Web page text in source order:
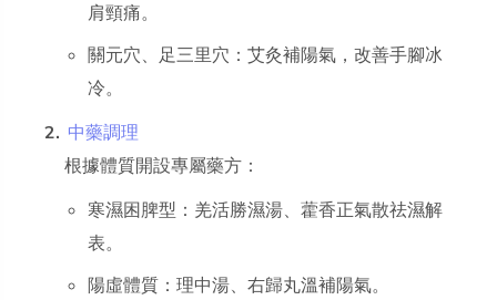
肩頸痛。
關元穴、足三里穴：艾灸補陽氣，改善手腳冰
冷。
中藥調理
根據體質開設專屬藥方：
寒濕困脾型：羌活勝濕湯、藿香正氣散祛濕解
表。
陽虛體質：理中湯、右歸丸溫補陽氣。